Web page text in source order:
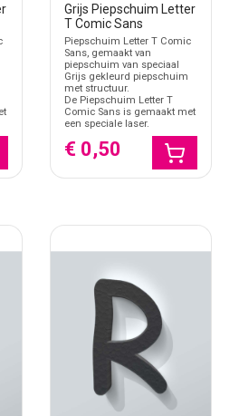
. Wil je een krachtiger letterbeeld,
Piepschuim.
tekst
losse Comic Sans letters per stuk.
woord of korte zin in één
piepschuim tekstbeter. Losse letters
voor letter wilt combineren.
wanneer de volledige tekst direct als
gemaakt.
bekijk dan piepschuim cijfers
datums, jaartallen,
woorden, initialen en
hardere materialen
volume en zijn bedoeld als lichte
Sans
zijn vlak en zelfklevend.
Kunststof Letters Comic Sans
Grijs Piepschuim Letter
T Comic Sans
Piepschuim Letter T Comic
Sans, gemaakt van
piepschuim van speciaal
Grijs gekleurd piepschuim
met structuur.
De Piepschuim Letter T
Comic Sans is gemaakt met
een speciale laser.
€ 0,50